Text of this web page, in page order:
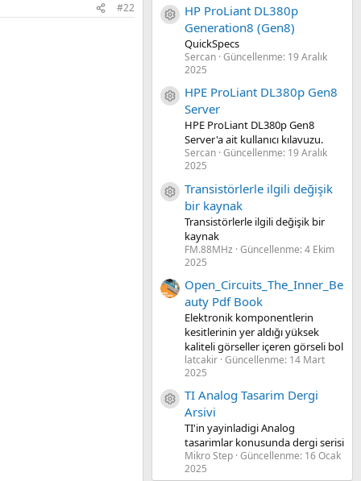
#22
Kaynak ikon/amblem
HP ProLiant DL380p
Generation8 (Gen8)
QuickSpecs
Sercan Güncellenme: 19 Aralık
2025
Kaynak ikon/amblem
HPE ProLiant DL380p Gen8
Server
HPE ProLiant DL380p Gen8
Server'a ait kullanıcı kılavuzu.
Sercan Güncellenme: 19 Aralık
2025
Kaynak ikon/amblem
Transistörlerle ilgili değişik
bir kaynak
Transistörlerle ilgili değişik bir
kaynak
FM.88MHz Güncellenme:4 Ekim
2025
Open_Circuits_The_Inner_Be
auty Pdf Book
Elektronik komponentlerin
kesitlerinin yer aldığı yüksek
kaliteli görseller içeren görseli bol
latcakir Güncellenme: 14 Mart
2025
Kaynak ikon/amblem
TI Analog Tasarim Dergi
Arsivi
TI'in yayinladigi Analog
tasarimlar konusunda dergi serisi
Mikro Step Güncellenme: 16 Ocak
2025